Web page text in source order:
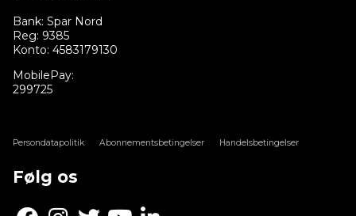
Bank: Spar Nord
Reg: 9385
Konto: 4583179130
MobilePay:
299725
Persondatapolitik Abonnementsbetingelser Handelsbetingelser
Følg os